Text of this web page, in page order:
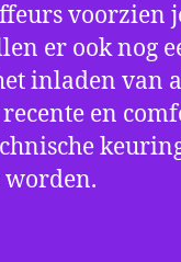
voorzien
er ook nog
inladen van
en